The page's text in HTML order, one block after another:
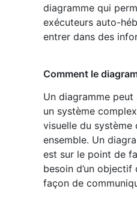
diagramme qui
exécuteurs auto-
entrer dans des
Comment le
Un diagramme
un système
visuelle du système
ensemble. Un
est sur le point de
besoin d’un
façon de